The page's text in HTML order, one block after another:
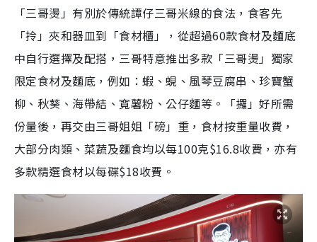
「三哥燙」有別於傳統譚仔三哥米線的食法，食客先
「拎」夾和器皿到「食材櫃」，從超過60款食材及麵底
中自行選擇及配搭，三哥特意推出多款「三哥燙」獨家
限定食材及麵底，例如：蝦、蜆、風琴豆腐串、珍寶蟹
柳、秋葵、海帶結、寬薯粉、公仔麵等。「攞」好所需
份量後，再交由三哥姐姐「磅」重，食材按重量收費，
大部分肉類、菜蔬及麵食均以每100克$16.8收費，亦有
多款精選食材以每碟$18收費。